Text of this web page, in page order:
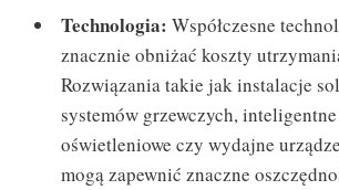
Technologia: Współczesne
znacznie obniżać koszty
Rozwiązania takie jak instalacje
systemów grzewczych,
oświetleniowe czy wydajne
mogą zapewnić znaczne